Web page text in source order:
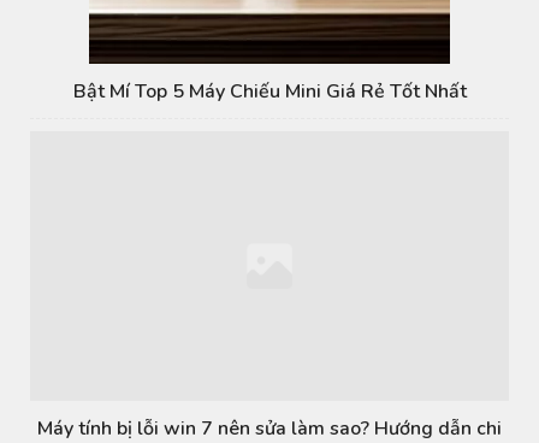
Bật Mí Top 5 Máy Chiếu Mini Giá Rẻ Tốt Nhất
Máy tính bị lỗi win 7 nên sửa làm sao? Hướng dẫn chi